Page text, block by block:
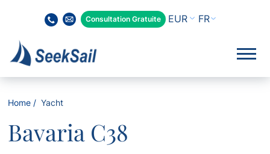
Consultation Gratuite FR
Home Yacht
Bavaria C38